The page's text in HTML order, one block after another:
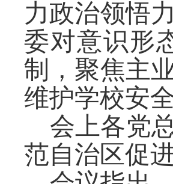
力政治领悟
委对意识形
制，聚焦主
维护学校安
会上各党
范自治区促进